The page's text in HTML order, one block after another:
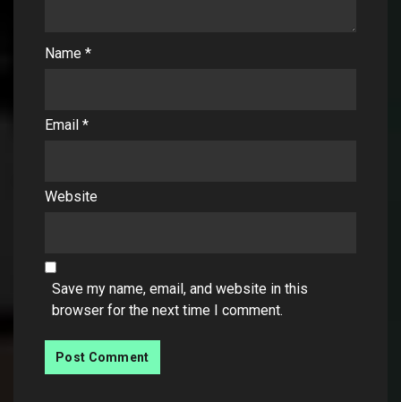
Name *
Email *
Website
Save my name, email, and website in this
browser for the next time I comment.